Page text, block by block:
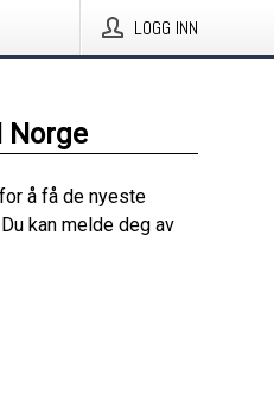
LOGG INN
Norge
å få de nyeste
kan melde deg av